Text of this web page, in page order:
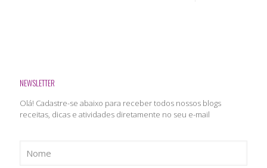
NEWSLETTER
Olá! Cadastre-se abaixo para receber todos nossos blogs
receitas, dicas e atividades diretamente no seu e-mail